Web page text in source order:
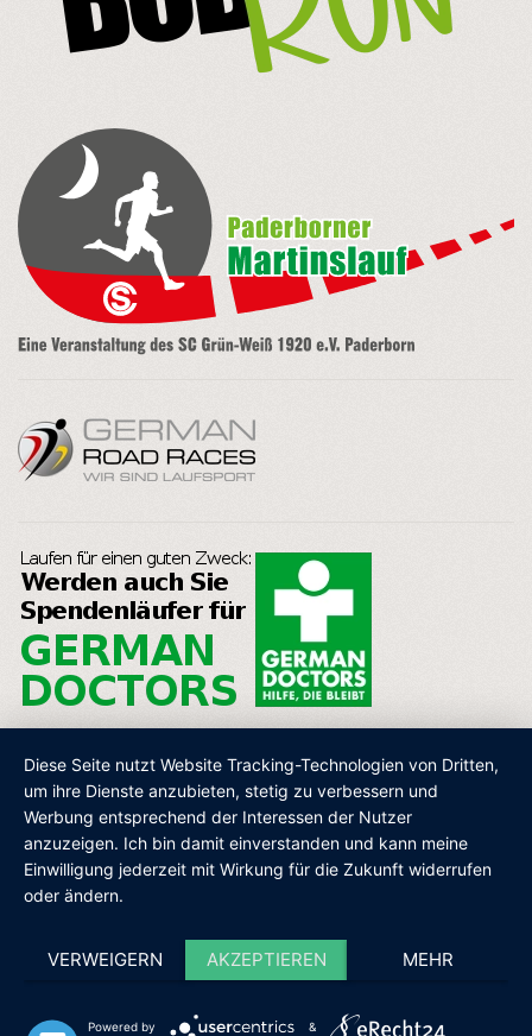
AGB IMPRESSUM DATENSCHUTZ
Diese Seite nutzt Website Tracking-Technologien von Dritten,
um ihre Dienste anzubieten, stetig zu verbessern und
Werbung entsprechend der Interessen der Nutzer
anzuzeigen. Ich bin damit einverstanden und kann meine
Einwilligung jederzeit mit Wirkung für die Zukunft widerrufen
oder ändern.
VERWEIGERN AKZEPTIEREN MEHR
Powered by &